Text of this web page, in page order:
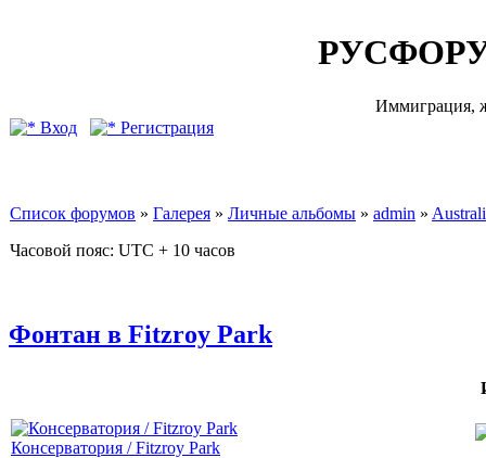
Иммиграция,
Вход
Регистрация
Список форумов » Галерея » Личные альбомы » admin »
Часовой пояс: UTC + 10 часов
Фонтан в Fitzroy Park
Консерватория / Fitzroy Park